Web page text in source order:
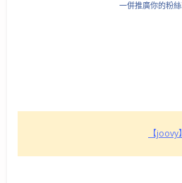
一併推廣你的粉
【